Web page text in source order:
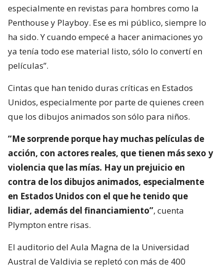
especialmente en revistas para hombres como la
Penthouse y Playboy. Ese es mi público, siempre lo
ha sido. Y cuando empecé a hacer animaciones yo
ya tenía todo ese material listo, sólo lo convertí en
películas”.
Cintas que han tenido duras críticas en Estados
Unidos, especialmente por parte de quienes creen
que los dibujos animados son sólo para niños.
“Me sorprende porque hay muchas películas de
acción, con actores reales, que tienen más sexo y
violencia que las mías. Hay un prejuicio en
contra de los dibujos animados, especialmente
en Estados Unidos con el que he tenido que
lidiar, además del financiamiento”, cuenta
Plympton entre risas.
El auditorio del Aula Magna de la Universidad
Austral de Valdivia se repletó con más de 400